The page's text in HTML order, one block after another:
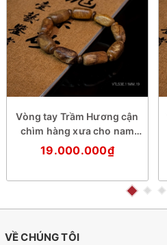
Vòng tay Trầm Hương cận
chìm hàng xưa cho nam
(size cơ bản)
19.000.000₫
VỀ CHÚNG TÔI